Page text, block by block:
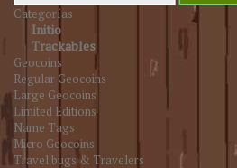
Categorías
Initio
Trackables
Geocoins
Regular Geocoins
Large Geocoins
Limited Editions
Name Tags
Micro Geocoins
Travel bugs & Travelers